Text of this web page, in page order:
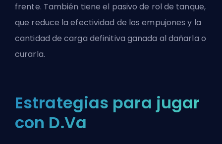
frente. También tiene el pasivo de rol de tanque,
que reduce la efectividad de los empujones y la
cantidad de carga definitiva ganada al dañarla o
curarla.
Estrategias para jugar
con D.Va